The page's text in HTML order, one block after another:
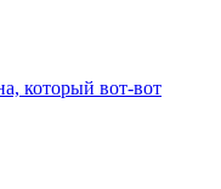
который вот-вот